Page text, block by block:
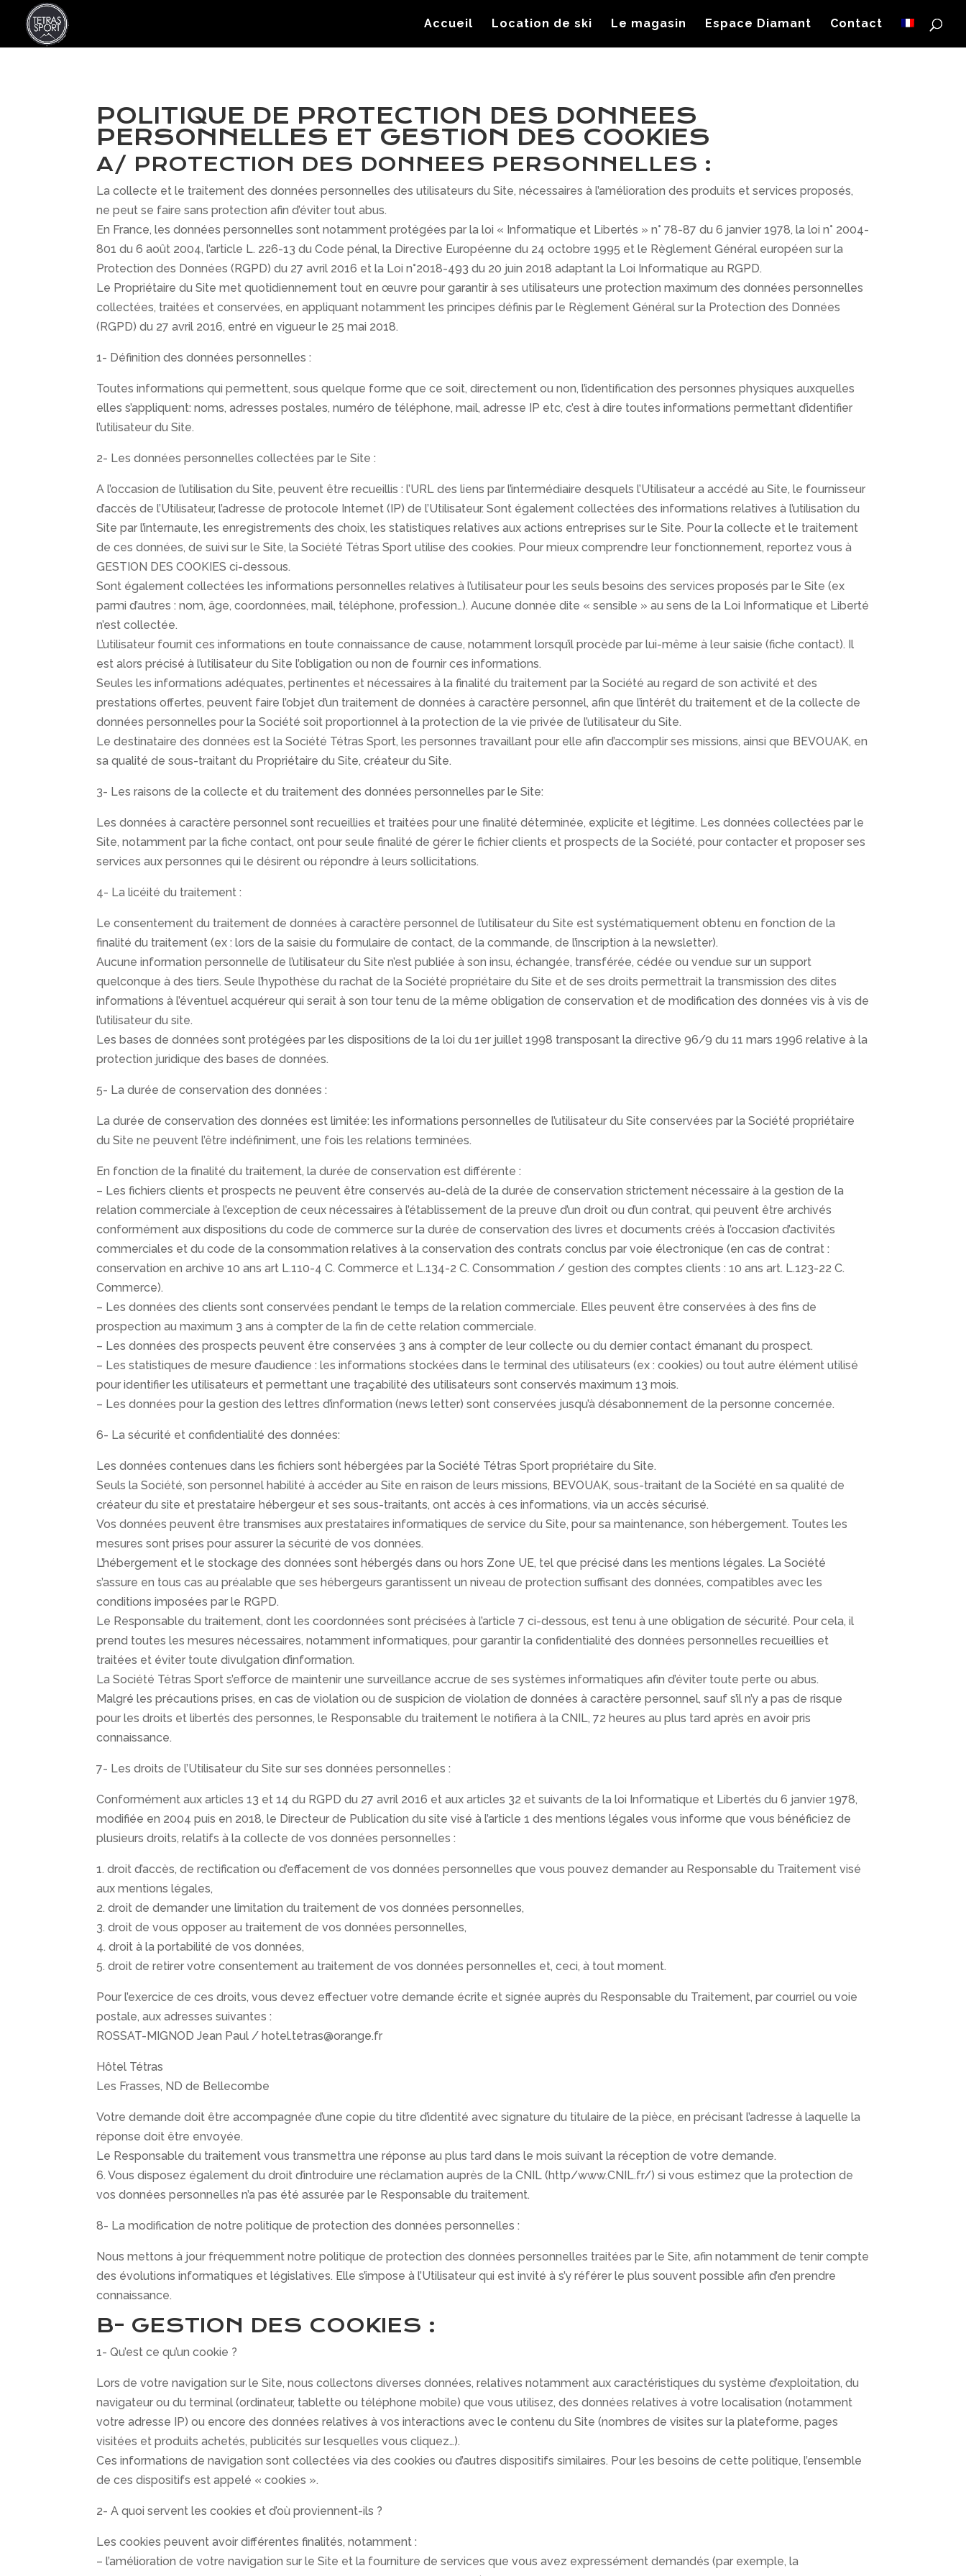
Accueil Location de ski Le magasin Espace Diamant Contact
POLITIQUE DE PROTECTION DES DONNEES
PERSONNELLES ET GESTION DES COOKIES
A/ PROTECTION DES DONNEES PERSONNELLES :
La collecte et le traitement des données personnelles des utilisateurs du Site, nécessaires à l’amélioration des produits et services proposés,
ne peut se faire sans protection afin d’éviter tout abus.
En France, les données personnelles sont notamment protégées par la loi « Informatique et Libertés » n° 78-87 du 6 janvier 1978, la loi n° 2004-
801 du 6 août 2004, l’article L. 226-13 du Code pénal, la Directive Européenne du 24 octobre 1995 et le Règlement Général européen sur la
Protection des Données (RGPD) du 27 avril 2016 et la Loi n°2018-493 du 20 juin 2018 adaptant la Loi Informatique au RGPD.
Le Propriétaire du Site met quotidiennement tout en œuvre pour garantir à ses utilisateurs une protection maximum des données personnelles
collectées, traitées et conservées, en appliquant notamment les principes définis par le Règlement Général sur la Protection des Données
(RGPD) du 27 avril 2016, entré en vigueur le 25 mai 2018.
1- Définition des données personnelles :
Toutes informations qui permettent, sous quelque forme que ce soit, directement ou non, l’identification des personnes physiques auxquelles
elles s’appliquent: noms, adresses postales, numéro de téléphone, mail, adresse IP etc, c’est à dire toutes informations permettant d’identifier
l’utilisateur du Site.
2- Les données personnelles collectées par le Site :
A l’occasion de l’utilisation du Site, peuvent être recueillis : l’URL des liens par l’intermédiaire desquels l’Utilisateur a accédé au Site, le fournisseur
d’accès de l’Utilisateur, l’adresse de protocole Internet (IP) de l’Utilisateur. Sont également collectées des informations relatives à l’utilisation du
Site par l’internaute, les enregistrements des choix, les statistiques relatives aux actions entreprises sur le Site. Pour la collecte et le traitement
de ces données, de suivi sur le Site, la Société Tétras Sport utilise des cookies. Pour mieux comprendre leur fonctionnement, reportez vous à
GESTION DES COOKIES ci-dessous.
Sont également collectées les informations personnelles relatives à l’utilisateur pour les seuls besoins des services proposés par le Site (ex
parmi d’autres : nom, âge, coordonnées, mail, téléphone, profession…). Aucune donnée dite « sensible » au sens de la Loi Informatique et Liberté
n’est collectée.
L’utilisateur fournit ces informations en toute connaissance de cause, notamment lorsqu’il procède par lui-même à leur saisie (fiche contact). Il
est alors précisé à l’utilisateur du Site l’obligation ou non de fournir ces informations.
Seules les informations adéquates, pertinentes et nécessaires à la finalité du traitement par la Société au regard de son activité et des
prestations offertes, peuvent faire l’objet d’un traitement de données à caractère personnel, afin que l’intérêt du traitement et de la collecte de
données personnelles pour la Société soit proportionnel à la protection de la vie privée de l’utilisateur du Site.
Le destinataire des données est la Société Tétras Sport, les personnes travaillant pour elle afin d’accomplir ses missions, ainsi que BEVOUAK, en
sa qualité de sous-traitant du Propriétaire du Site, créateur du Site.
3- Les raisons de la collecte et du traitement des données personnelles par le Site:
Les données à caractère personnel sont recueillies et traitées pour une finalité déterminée, explicite et légitime. Les données collectées par le
Site, notamment par la fiche contact, ont pour seule finalité de gérer le fichier clients et prospects de la Société, pour contacter et proposer ses
services aux personnes qui le désirent ou répondre à leurs sollicitations.
4- La licéité du traitement :
Le consentement du traitement de données à caractère personnel de l’utilisateur du Site est systématiquement obtenu en fonction de la
finalité du traitement (ex : lors de la saisie du formulaire de contact, de la commande, de l’inscription à la newsletter).
Aucune information personnelle de l’utilisateur du Site n’est publiée à son insu, échangée, transférée, cédée ou vendue sur un support
quelconque à des tiers. Seule l’hypothèse du rachat de la Société propriétaire du Site et de ses droits permettrait la transmission des dites
informations à l’éventuel acquéreur qui serait à son tour tenu de la même obligation de conservation et de modification des données vis à vis de
l’utilisateur du site.
Les bases de données sont protégées par les dispositions de la loi du 1er juillet 1998 transposant la directive 96/9 du 11 mars 1996 relative à la
protection juridique des bases de données.
5- La durée de conservation des données :
La durée de conservation des données est limitée: les informations personnelles de l’utilisateur du Site conservées par la Société propriétaire
du Site ne peuvent l’être indéfiniment, une fois les relations terminées.
En fonction de la finalité du traitement, la durée de conservation est différente :
– Les fichiers clients et prospects ne peuvent être conservés au-delà de la durée de conservation strictement nécessaire à la gestion de la
relation commerciale à l’exception de ceux nécessaires à l’établissement de la preuve d’un droit ou d’un contrat, qui peuvent être archivés
conformément aux dispositions du code de commerce sur la durée de conservation des livres et documents créés à l’occasion d’activités
commerciales et du code de la consommation relatives à la conservation des contrats conclus par voie électronique (en cas de contrat :
conservation en archive 10 ans art L.110-4 C. Commerce et L.134-2 C. Consommation / gestion des comptes clients : 10 ans art. L.123-22 C.
Commerce).
– Les données des clients sont conservées pendant le temps de la relation commerciale. Elles peuvent être conservées à des fins de
prospection au maximum 3 ans à compter de la fin de cette relation commerciale.
– Les données des prospects peuvent être conservées 3 ans à compter de leur collecte ou du dernier contact émanant du prospect.
– Les statistiques de mesure d’audience : les informations stockées dans le terminal des utilisateurs (ex : cookies) ou tout autre élément utilisé
pour identifier les utilisateurs et permettant une traçabilité des utilisateurs sont conservés maximum 13 mois.
– Les données pour la gestion des lettres d’information (news letter) sont conservées jusqu’à désabonnement de la personne concernée.
6- La sécurité et confidentialité des données:
Les données contenues dans les fichiers sont hébergées par la Société Tétras Sport propriétaire du Site.
Seuls la Société, son personnel habilité à accéder au Site en raison de leurs missions, BEVOUAK, sous-traitant de la Société en sa qualité de
créateur du site et prestataire hébergeur et ses sous-traitants, ont accès à ces informations, via un accès sécurisé.
Vos données peuvent être transmises aux prestataires informatiques de service du Site, pour sa maintenance, son hébergement. Toutes les
mesures sont prises pour assurer la sécurité de vos données.
L’hébergement et le stockage des données sont hébergés dans ou hors Zone UE, tel que précisé dans les mentions légales. La Société
s’assure en tous cas au préalable que ses hébergeurs garantissent un niveau de protection suffisant des données, compatibles avec les
conditions imposées par le RGPD.
Le Responsable du traitement, dont les coordonnées sont précisées à l’article 7 ci-dessous, est tenu à une obligation de sécurité. Pour cela, il
prend toutes les mesures nécessaires, notamment informatiques, pour garantir la confidentialité des données personnelles recueillies et
traitées et éviter toute divulgation d’information.
La Société Tétras Sport s’efforce de maintenir une surveillance accrue de ses systèmes informatiques afin d’éviter toute perte ou abus.
Malgré les précautions prises, en cas de violation ou de suspicion de violation de données à caractère personnel, sauf s’il n’y a pas de risque
pour les droits et libertés des personnes, le Responsable du traitement le notifiera à la CNIL, 72 heures au plus tard après en avoir pris
connaissance.
7- Les droits de l’Utilisateur du Site sur ses données personnelles :
Conformément aux articles 13 et 14 du RGPD du 27 avril 2016 et aux articles 32 et suivants de la loi Informatique et Libertés du 6 janvier 1978,
modifiée en 2004 puis en 2018, le Directeur de Publication du site visé à l’article 1 des mentions légales vous informe que vous bénéficiez de
plusieurs droits, relatifs à la collecte de vos données personnelles :
1. droit d’accès, de rectification ou d’effacement de vos données personnelles que vous pouvez demander au Responsable du Traitement visé
aux mentions légales,
2. droit de demander une limitation du traitement de vos données personnelles,
3. droit de vous opposer au traitement de vos données personnelles,
4. droit à la portabilité de vos données,
5. droit de retirer votre consentement au traitement de vos données personnelles et, ceci, à tout moment.
Pour l’exercice de ces droits, vous devez effectuer votre demande écrite et signée auprès du Responsable du Traitement, par courriel ou voie
postale, aux adresses suivantes :
ROSSAT-MIGNOD Jean Paul / hotel.tetras@orange.fr
Hôtel Tétras
Les Frasses, ND de Bellecombe
Votre demande doit être accompagnée d’une copie du titre d’identité avec signature du titulaire de la pièce, en précisant l’adresse à laquelle la
réponse doit être envoyée.
Le Responsable du traitement vous transmettra une réponse au plus tard dans le mois suivant la réception de votre demande.
6. Vous disposez également du droit d’introduire une réclamation auprès de la CNIL (http/www.CNIL.fr/) si vous estimez que la protection de
vos données personnelles n’a pas été assurée par le Responsable du traitement.
8- La modification de notre politique de protection des données personnelles :
Nous mettons à jour fréquemment notre politique de protection des données personnelles traitées par le Site, afin notamment de tenir compte
des évolutions informatiques et législatives. Elle s’impose à l’Utilisateur qui est invité à s’y référer le plus souvent possible afin d’en prendre
connaissance.
B- GESTION DES COOKIES :
1- Qu’est ce qu’un cookie ?
Lors de votre navigation sur le Site, nous collectons diverses données, relatives notamment aux caractéristiques du système d’exploitation, du
navigateur ou du terminal (ordinateur, tablette ou téléphone mobile) que vous utilisez, des données relatives à votre localisation (notamment
votre adresse IP) ou encore des données relatives à vos interactions avec le contenu du Site (nombres de visites sur la plateforme, pages
visitées et produits achetés, publicités sur lesquelles vous cliquez…).
Ces informations de navigation sont collectées via des cookies ou d’autres dispositifs similaires. Pour les besoins de cette politique, l’ensemble
de ces dispositifs est appelé « cookies ».
2- A quoi servent les cookies et d’où proviennent-ils ?
Les cookies peuvent avoir différentes finalités, notamment :
– l’amélioration de votre navigation sur le Site et la fourniture de services que vous avez expressément demandés (par exemple, la